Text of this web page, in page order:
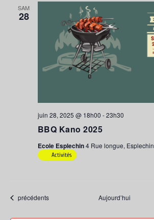
SAM
28
BBQ Kano 2025
juin 28, 2025 @ 18h00 -23h30
Ecole Esplechin4 Rue longue, Esplechin
Activités
Évènements
précédents Aujourd’hui